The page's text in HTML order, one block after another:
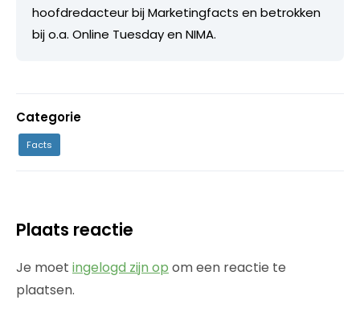
hoofdredacteur bij Marketingfacts en betrokken
bij o.a. Online Tuesday en NIMA.
Categorie
Facts
Plaats reactie
Je moet ingelogd zijn op om een reactie te
plaatsen.